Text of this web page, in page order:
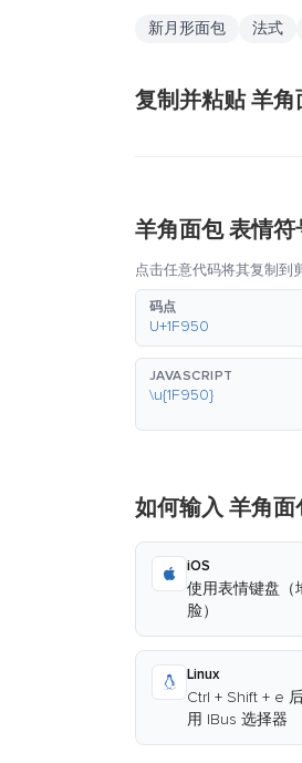
新月形面包 法式
复制并粘贴 羊角
羊角面包 表情
点击任意代码将其复制到
码点
U+1F950
JAVASCRIPT
\u{1F950}
如何输入 羊角
iOS
使用表情键盘（
脸）
Linux
Ctrl + Shift + e
用 IBus 选择器